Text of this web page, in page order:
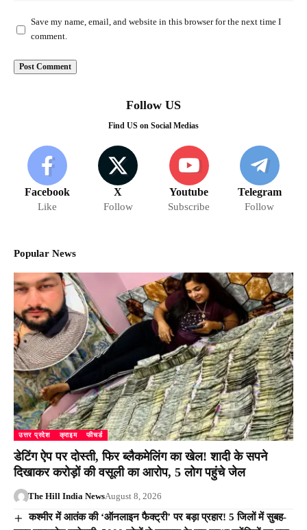
Save my name, email, and website in this browser for the next time I
comment.
Follow US
Find US on Social Medias
Facebook
Like
X
Follow
Youtube
Subscribe
Telegram
Follow
Popular News
उत्तर प्रदेश क्राइम फीचर्ड
डेटिंग ऐप पर दोस्ती, फिर ब्लैकमेलिंग का खेल! शादी के सपने
दिखाकर करोड़ों की वसूली का आरोप, 5 लोग पहुंचे जेल
The Hill India NewsAugust 8, 2026
कश्मीर में आतंक की ‘ऑनलाइन फैक्ट्री’ पर बड़ा प्रहार! 5 जिलों में सुबह-